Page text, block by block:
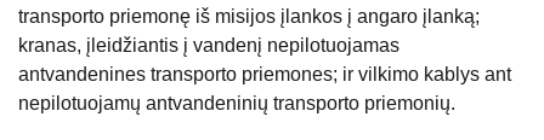
transporto priemonę iš misijos įlankos į angaro įlanką;
kranas, įleidžiantis į vandenį nepilotuojamas
antvandenines transporto priemones; ir vilkimo kablys ant
nepilotuojamų antvandeninių transporto priemonių.